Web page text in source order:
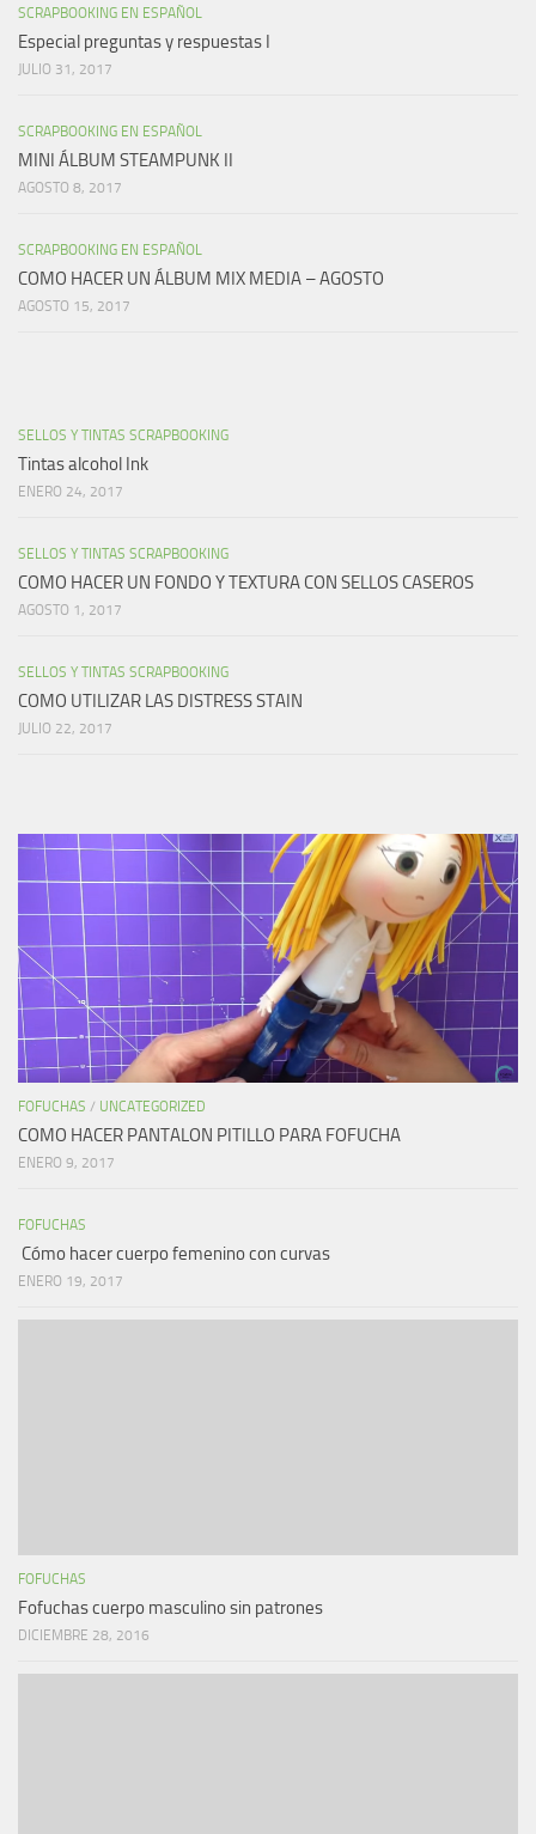
SCRAPBOOKING EN ESPAÑOL
Especial preguntas y respuestas I
JULIO 31, 2017
SCRAPBOOKING EN ESPAÑOL
MINI ÁLBUM STEAMPUNK II
AGOSTO 8, 2017
SCRAPBOOKING EN ESPAÑOL
COMO HACER UN ÁLBUM MIX MEDIA – AGOSTO
AGOSTO 15, 2017
SELLOS Y TINTAS SCRAPBOOKING
Tintas alcohol Ink
ENERO 24, 2017
SELLOS Y TINTAS SCRAPBOOKING
COMO HACER UN FONDO Y TEXTURA CON SELLOS CASEROS
AGOSTO 1, 2017
SELLOS Y TINTAS SCRAPBOOKING
COMO UTILIZAR LAS DISTRESS STAIN
JULIO 22, 2017
FOFUCHAS / UNCATEGORIZED
COMO HACER PANTALON PITILLO PARA FOFUCHA
ENERO 9, 2017
FOFUCHAS
Cómo hacer cuerpo femenino con curvas
ENERO 19, 2017
FOFUCHAS
Fofuchas cuerpo masculino sin patrones
DICIEMBRE 28, 2016